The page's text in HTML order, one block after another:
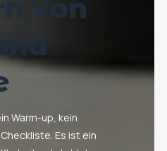
von
Warm-up, kein
Es ist ein